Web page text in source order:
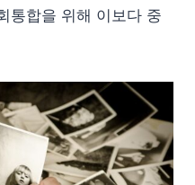
통합을 위해 이보다 중